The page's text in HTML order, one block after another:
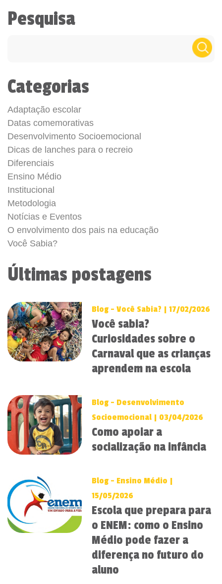
Pesquisa
Categorias
Adaptação escolar
Datas comemorativas
Desenvolvimento Socioemocional
Dicas de lanches para o recreio
Diferenciais
Ensino Médio
Institucional
Metodologia
Notícias e Eventos
O envolvimento dos pais na educação
Você Sabia?
Últimas postagens
Blog - Você Sabia? | 17/02/2026
Você sabia?
Curiosidades sobre o
Carnaval que as crianças
aprendem na escola
Blog - Desenvolvimento
Socioemocional | 03/04/2026
Como apoiar a
socialização na infância
Blog - Ensino Médio |
15/05/2026
Escola que prepara para
o ENEM: como o Ensino
Médio pode fazer a
diferença no futuro do
aluno